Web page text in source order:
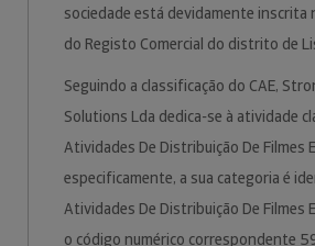
sociedade está devidamente inscrita
do Registo Comercial do distrito de
Seguindo a classificação do CAE,
Solutions Lda dedica-se à atividade
Atividades De Distribuição De Filmes
especificamente, a sua categoria é
Atividades De Distribuição De Filmes
o código numérico correspondente